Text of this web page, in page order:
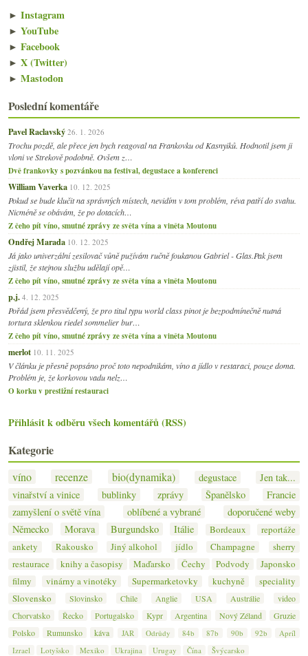
► Instagram
► YouTube
► Facebook
► X (Twitter)
► Mastodon
Poslední komentáře
Pavel Raclavský 26. 1. 2026
Trochu pozdě, ale přece jen bych reagoval na Frankovku od Kasnyiků. Hodnotil jsem ji
vloni ve Strekově podobně. Ovšem z…
Dvě frankovky s pozvánkou na festival, degustace a konferenci
William Vaverka 10. 12. 2025
Pokud se bude klučit na správných místech, nevidím v tom problém, réva patří do svahu.
Nicméně se obávám, že po dotacích…
Z čeho pít víno, smutné zprávy ze světa vína a viněta Moutonu
Ondřej Marada 10. 12. 2025
Já jako univerzální zesilovač vůně pužívám ručně foukanou Gabriel - Glas.Pak jsem
zjistil, že stejnou službu udělají opě…
Z čeho pít víno, smutné zprávy ze světa vína a viněta Moutonu
p.j. 4. 12. 2025
Pořád jsem přesvědčený, že pro titul typu world class pinot je bezpodmínečně nutná
tortura sklenkou riedel sommelier bur…
Z čeho pít víno, smutné zprávy ze světa vína a viněta Moutonu
merlot 10. 11. 2025
V článku je přesně popsáno proč toto nepodnikám, víno a jídlo v restaraci, pouze doma.
Problém je, že korkovou vadu nelz…
O korku v prestižní restauraci
Přihlásit k odběru všech komentářů (RSS)
Kategorie
víno recenze bio(dynamika) degustace
Jen tak...
vinařství a vinice
bublinky zprávy Španělsko
Francie
zamyšlení o světě vína
oblíbené a vybrané
doporučené weby
Německo
Morava Burgundsko Itálie Bordeaux
reportáže
ankety
Rakousko Jiný alkohol jídlo Champagne
sherry
restaurace
knihy a časopisy Maďarsko Čechy Podvody
Japonsko
filmy
vinárny a vinotéky Supermarketovky kuchyně
speciality
Slovensko
Slovinsko Chile Anglie USA Austrálie
video
Chorvatsko
Řecko Portugalsko Kypr Argentina Nový Zéland
Gruzie
Polsko
Rumunsko káva JAR Odrůdy 84b 87b 90b 92b
Apríl
Izrael
Lotyšsko Mexiko Ukrajina Urugay Čína Švýcarsko